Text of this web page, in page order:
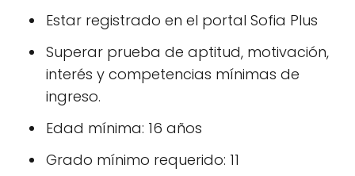
Estar registrado en el portal Sofia Plus
Superar prueba de aptitud, motivación,
interés y competencias mínimas de
ingreso.
Edad mínima: 16 años
Grado mínimo requerido: 11